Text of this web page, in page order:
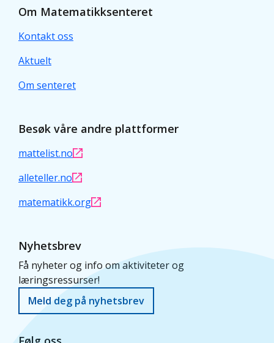
Om Matematikksenteret
Kontakt oss
Aktuelt
Om senteret
Besøk våre andre plattformer
mattelist.no
alleteller.no
matematikk.org
Nyhetsbrev
Få nyheter og info om aktiviteter og
læringsressurser!
Meld deg på nyhetsbrev